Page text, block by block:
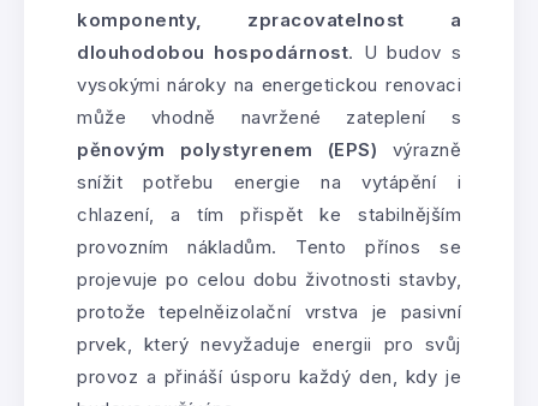
komponenty, zpracovatelnost a
dlouhodobou hospodárnost. U budov s
vysokými nároky na energetickou renovaci
může vhodně navržené zateplení s
pěnovým polystyrenem (EPS) výrazně
snížit potřebu energie na vytápění i
chlazení, a tím přispět ke stabilnějším
provozním nákladům. Tento přínos se
projevuje po celou dobu životnosti stavby,
protože tepelněizolační vrstva je pasivní
prvek, který nevyžaduje energii pro svůj
provoz a přináší úsporu každý den, kdy je